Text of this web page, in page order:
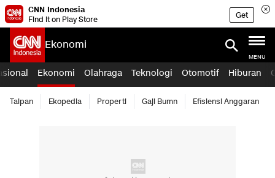
CNN Indonesia
Find it on Play Store
Get
Ekonomi
MENU
Ekonomi Olahraga Teknologi Otomotif Hiburan
Taipan Ekopedia Properti Gaji Bumn Efisiensi Anggaran